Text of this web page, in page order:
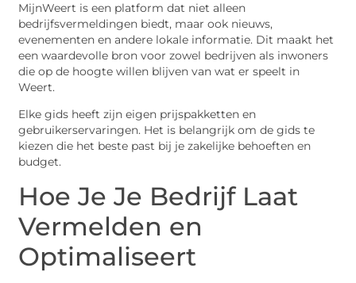
MijnWeert is een platform dat niet alleen
bedrijfsvermeldingen biedt, maar ook nieuws,
evenementen en andere lokale informatie. Dit maakt het
een waardevolle bron voor zowel bedrijven als inwoners
die op de hoogte willen blijven van wat er speelt in
Weert.
Elke gids heeft zijn eigen prijspakketten en
gebruikerservaringen. Het is belangrijk om de gids te
kiezen die het beste past bij je zakelijke behoeften en
budget.
Hoe Je Je Bedrijf Laat
Vermelden en
Optimaliseert